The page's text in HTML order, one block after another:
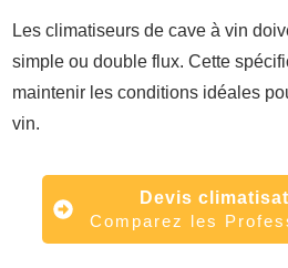
Les climatiseurs de cave à vin
simple ou double flux. Cette
maintenir les conditions idéales
vin.
Devis
Comparez les